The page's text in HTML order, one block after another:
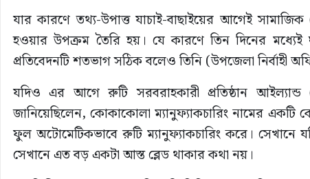
যার কারণে তথ্য-উপাত্ত যাচাই-বাছাইয়ের আগেই
হওয়ার উপক্রম তৈরি হয়। যে কারণে তিন দিনের মধ্যেই
প্রতিবেদনটি শতভাগ সঠিক বলেও তিনি (উপজেলা নির্বাহী
যদিও এর আগে রুটি সরবরাহকারী প্রতিষ্ঠান
জানিয়েছিলেন, কোকাকোলা ম্যানুফ্যাকচারিং নামের
ফুল অটোমেটিকভাবে রুটি ম্যানুফ্যাকচারিং করে। সেখানে
সেখানে এত বড় একটা আস্ত ব্লেড থাকার কথা নয়।